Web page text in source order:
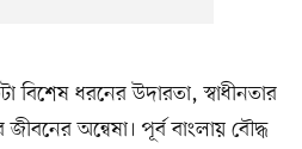
বিশেষ ধরনের উদারতা, স্বাধীনতার
অন্বেষা। পূর্ব বাংলায় বৌদ্ধ